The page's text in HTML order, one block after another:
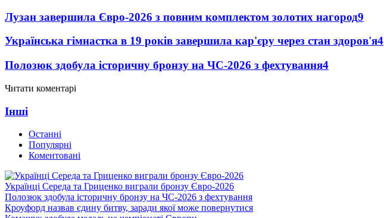
Лузан завершила Євро-2026 з повним комплектом золотих нагород9
Українська гімнастка в 19 років завершила кар'єру через стан здоров'я4
Полозюк здобула історичну бронзу на ЧС-2026 з фехтування4
Читати коментарі
Інші
Останні
Популярні
Коментовані
Українці Середа та Гриценко виграли бронзу Євро-2026
Полозюк здобула історичну бронзу на ЧС-2026 з фехтування
Кроуфорд назвав єдину битву, заради якої може повернутися